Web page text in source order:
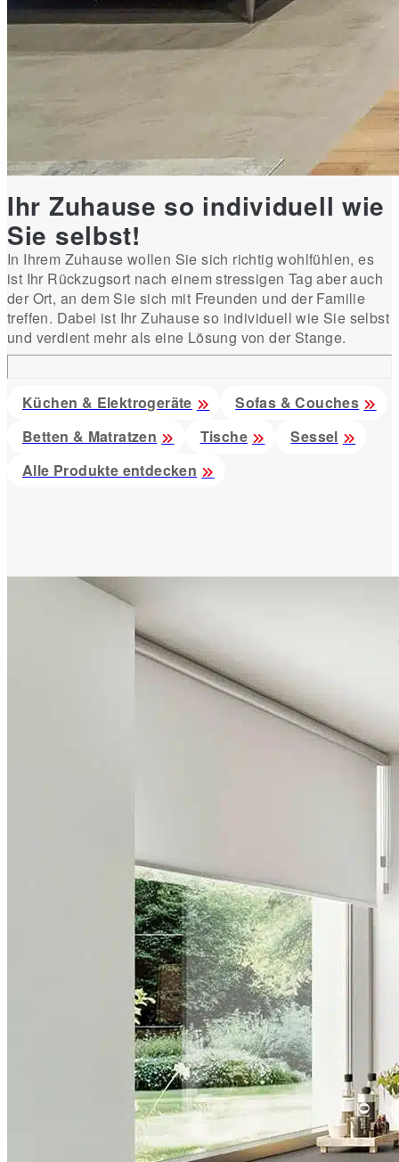
Ihr Zuhause so individuell wie
Sie selbst!
In Ihrem Zuhause wollen Sie sich richtig wohlfühlen, es
ist Ihr Rückzugsort nach einem stressigen Tag aber auch
der Ort, an dem Sie sich mit Freunden und der Familie
treffen. Dabei ist Ihr Zuhause so individuell wie Sie selbst
und verdient mehr als eine Lösung von der Stange.
Küchen & Elektrogeräte
Sofas & Couches
Betten & Matratzen
Tische
Sessel
Alle Produkte entdecken